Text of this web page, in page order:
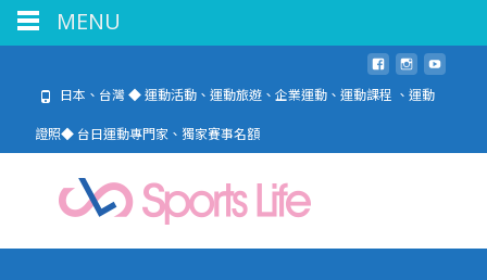
日本、台灣 ◆ 運動活動、運動旅遊、企業運動、運動課程 、運動
證照◆ 台日運動專門家、獨家賽事名額
MENU